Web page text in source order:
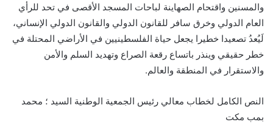
والمسنين واقتحام الصهاينة لباحات المسجد الأقصى في تحد للرأي
العام الدولي وخرق سافر للقانون الدولي والقانون الدولي الإنساني،
لَيُعدُ تصعيدا خطيرا يجعل حياة الفلسطينيين في الأراضي المحتلة في
خطر حقيقي وينذر باتساع رقعة الصراع وتهديد السلم والأمن
والاستقرار في المنطقة والعالم.
النص الكامل لخطاب معالي رئيس الجمعية الوطنية السيد ؛ محمد
بمب مكت